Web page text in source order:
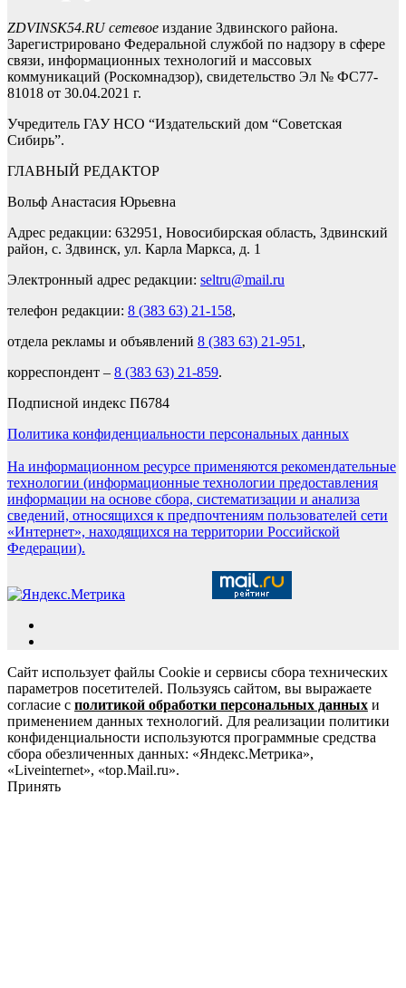
ZDVINSK54.RU сетевое издание Здвинского района.
Зарегистрировано Федеральной службой по надзору в сфере
связи, информационных технологий и массовых
коммуникаций (Роскомнадзор), свидетельство Эл № ФС77-
81018 от 30.04.2021 г.
Учредитель ГАУ НСО “Издательский дом “Советская
Сибирь”.
ГЛАВНЫЙ РЕДАКТОР
Вольф Анастасия Юрьевна
Адрес редакции: 632951, Новосибирская область, Здвинский
район, с. Здвинск, ул. Карла Маркса, д. 1
Электронный адрес редакции: seltru@mail.ru
телефон редакции: 8 (383 63) 21-158,
отдела рекламы и объявлений 8 (383 63) 21-951 ,
корреспондент – 8 (383 63) 21-859.
Подписной индекс П6784
Политика конфиденциальности персональных данных
На информационном ресурсе применяются рекомендательные
технологии (информационные технологии предоставления
информации на основе сбора, систематизации и анализа
сведений, относящихся к предпочтениям пользователей сети
«Интернет», находящихся на территории Российской
Федерации).
Сайт использует файлы Cookie и сервисы сбора технических
параметров посетителей. Пользуясь сайтом, вы выражаете
согласие с политикой обработки персональных данных и
применением данных технологий. Для реализации политики
конфиденциальности используются программные средства
сбора обезличенных данных: «Яндекс.Метрика»,
«Liveinternet», «top.Mail.ru».
Принять